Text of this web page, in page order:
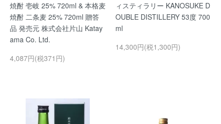
焼酎 壱岐 25% 720ml & 本格麦
焼酎 二条麦 25% 720ml 贈答
品 発売元 株式会社片山 Katay
ama Co. Ltd.
4,087円(税371円)
ィスティラリー KANOSUKE D
OUBLE DISTILLERY 53度 700
ml
14,300円(税1,300円)